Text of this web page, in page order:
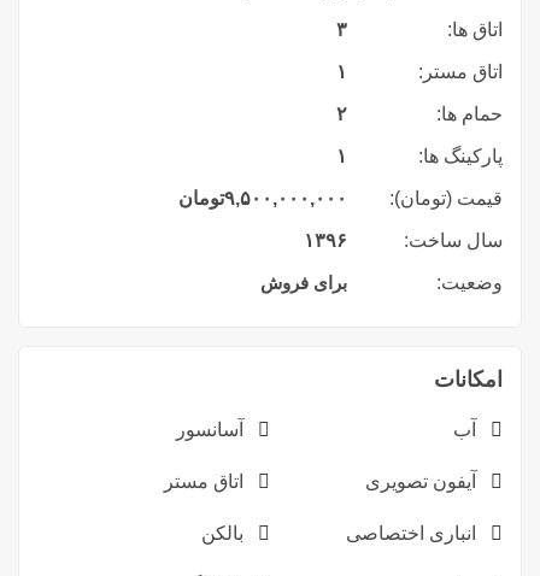
اتاق ها: ۳
اتاق مستر: ۱
حمام ها: ۲
پارکینگ ها: ۱
قیمت (تومان): ۹,۵۰۰,۰۰۰,۰۰۰تومان
سال ساخت: ۱۳۹۶
وضعیت: برای فروش
امکانات
آب آسانسور
آیفون تصویری اتاق مستر
انباری اختصاصی بالکن